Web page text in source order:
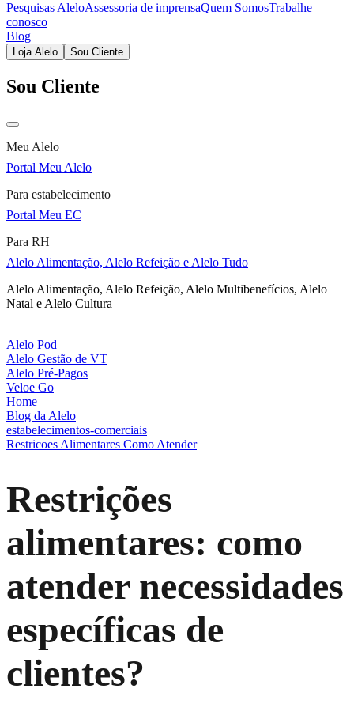
Pesquisas AleloAssessoria de imprensaQuem SomosTrabalhe
conosco
Blog
Loja Alelo Sou Cliente
Sou Cliente
Meu Alelo
Portal Meu Alelo
Para estabelecimento
Portal Meu EC
Para RH
Alelo Alimentação, Alelo Refeição e Alelo Tudo
Alelo Alimentação, Alelo Refeição, Alelo Multibenefícios, Alelo
Natal e Alelo Cultura
Alelo Pod
Alelo Gestão de VT
Alelo Pré-Pagos
Veloe Go
Home
Blog da Alelo
estabelecimentos-comerciais
Restricoes Alimentares Como Atender
Restrições
alimentares: como
atender necessidades
específicas de
clientes?